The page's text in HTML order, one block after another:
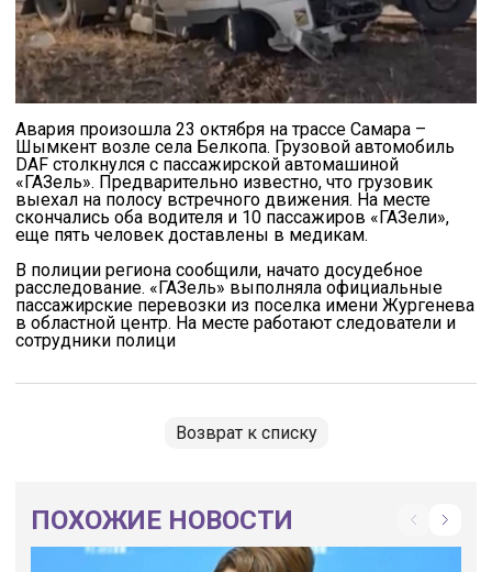
Авария произошла 23 октября на трассе Самара –
Шымкент возле села Белкопа. Грузовой автомобиль
DAF столкнулся с пассажирской автомашиной
«ГАЗель». Предварительно известно, что грузовик
выехал на полосу встречного движения. На месте
скончались оба водителя и 10 пассажиров «ГАЗели»,
еще пять человек доставлены в медикам.
В полиции региона сообщили, начато досудебное
расследование. «ГАЗель» выполняла официальные
пассажирские перевозки из поселка имени Жургенева
в областной центр. На месте работают следователи и
сотрудники полици
Возврат к списку
ПОХОЖИЕ НОВОСТИ